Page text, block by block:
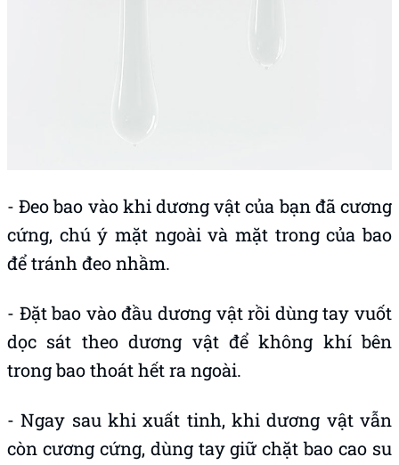
- Đeo bao vào khi dương vật của bạn đã cương
cứng, chú ý mặt ngoài và mặt trong của bao
để tránh đeo nhầm.
- Đặt bao vào đầu dương vật rồi dùng tay vuốt
dọc sát theo dương vật để không khí bên
trong bao thoát hết ra ngoài.
- Ngay sau khi xuất tinh, khi dương vật vẫn
còn cương cứng, dùng tay giữ chặt bao cao su